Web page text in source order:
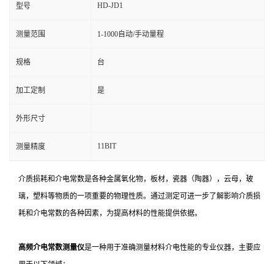
型号 HD-JD1
测量范围 1-1000自动/手动量程
规格 台
加工定制 是
外形尺寸
测量精度 11BIT
介质损耗和介电常数是各种金属氧化物，板材，瓷器（陶器），云母，玻
璃，塑料等物质的一项重要的物理性质。通过测定可进一步了解影响介质损
耗和介电常数的各种因素，为提高材料的性能提供依据。
高频介电常数测量仪是一种用于准确测量材料介电性能的专业仪器，主要应